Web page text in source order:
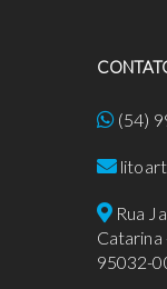
(54)
Rua
Catarina
95032-